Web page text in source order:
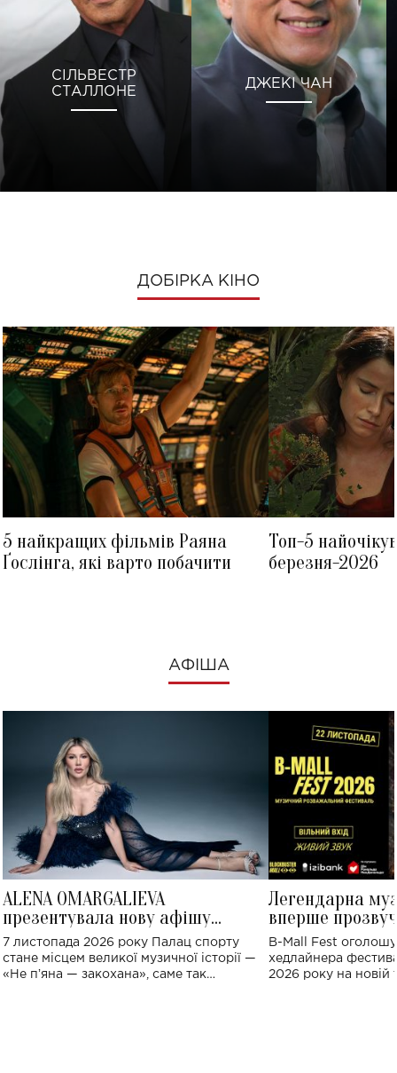
СІЛЬВЕСТР
СТАЛЛОНЕ
ДЖЕКІ ЧАН
ДОБІРКА КІНО
5 найкращих фільмів Раяна
Ґослінга, які варто побачити
Топ-5
березня-2026
АФІША
ALENA OMARGALIEVA
презентувала нову афішу
великого концерту в Палаці
спорту
7 листопада 2026 року Палац спорту
стане місцем великої музичної історії —
«Не пʼяна — закохана», саме так
Легендарна
вперше
Україні: де
B-Mall Fest
хедлайнера
2026 року на новій